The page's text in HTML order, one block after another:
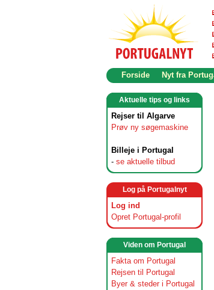
Forside Nyt fra
Aktuelle tips og links
Rejser til Algarve
Prøv ny søgemaskine
Billeje i Portugal
- se aktuelle tilbud
Log på Portugalnyt
Log ind
Opret Portugal-profil
Viden om Portugal
Fakta om Portugal
Rejsen til Portugal
Byer & steder i Portugal